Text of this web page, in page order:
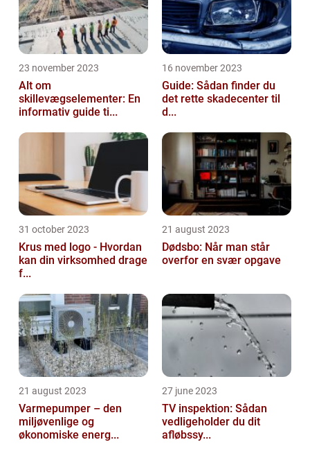
23 november 2023
Alt om
skillevægselementer: En
informativ guide ti...
16 november 2023
Guide: Sådan finder du
det rette skadecenter til
d...
31 october 2023
Krus med logo - Hvordan
kan din virksomhed drage
f...
21 august 2023
Dødsbo: Når man står
overfor en svær opgave
21 august 2023
Varmepumper – den
miljøvenlige og
økonomiske energ...
27 june 2023
TV inspektion: Sådan
vedligeholder du dit
afløbssy...